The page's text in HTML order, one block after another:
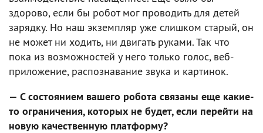
здорово, если бы робот мог проводить для детей
зарядку. Но наш экземпляр уже слишком старый, он
не может ни ходить, ни двигать руками. Так что
пока из возможностей у него только голос, веб-
приложение, распознавание звука и картинок.
— С состоянием вашего робота связаны еще какие-
то ограничения, которых не будет, если перейти на
новую качественную платформу?